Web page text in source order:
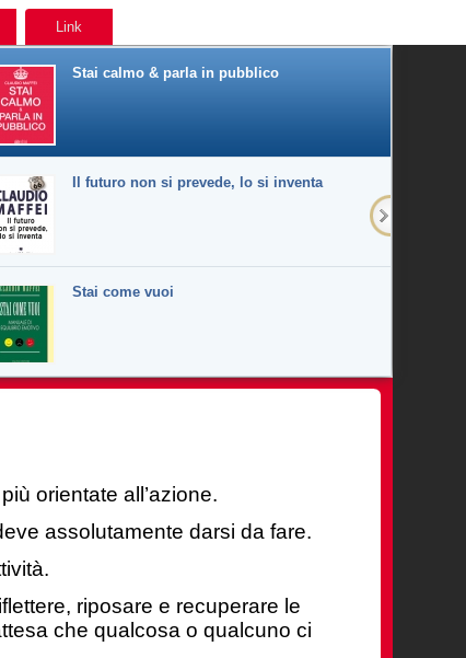
Link
Stai calmo & parla in pubblico
Il futuro non si prevede, lo si inventa
Stai come vuoi
orientate all’azione.
assolutamente darsi da fare.
riposare e recuperare le
che qualcosa o qualcuno ci